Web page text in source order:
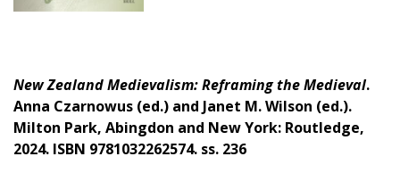
New Zealand Medievalism: Reframing the Medieval.
Anna Czarnowus (ed.) and Janet M. Wilson (ed.).
Milton Park, Abingdon and New York: Routledge,
2024. ISBN 9781032262574. ss. 236